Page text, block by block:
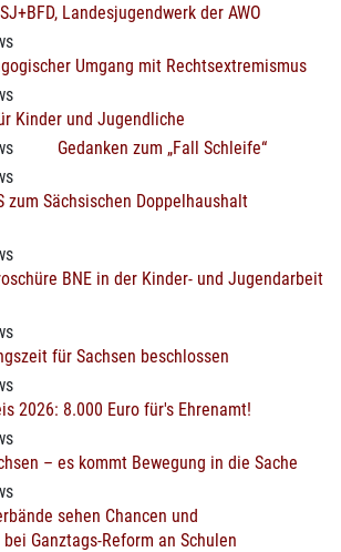
Landesjugendwerk der AWO
Umgang mit Rechtsextremismus
Kinder und Jugendliche
Gedanken zum „Fall Schleife“
zum Sächsischen Doppelhaushalt
BNE in der Kinder- und Jugendarbeit
für Sachsen beschlossen
2026: 8.000 Euro für's Ehrenamt!
– es kommt Bewegung in die Sache
sehen Chancen und
Ganztags-Reform an Schulen